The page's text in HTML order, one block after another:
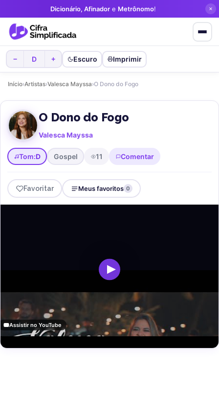
Dicionário, Afinador e Metrônomo!
− D + Escuro Imprimir
Início›Artistas›Valesca Mayssa›O Dono do Fogo
O Dono do Fogo
Valesca Mayssa
Tom:D Gospel 11 Comentar
Favoritar Meus favoritos 0
Assistir no YouTube